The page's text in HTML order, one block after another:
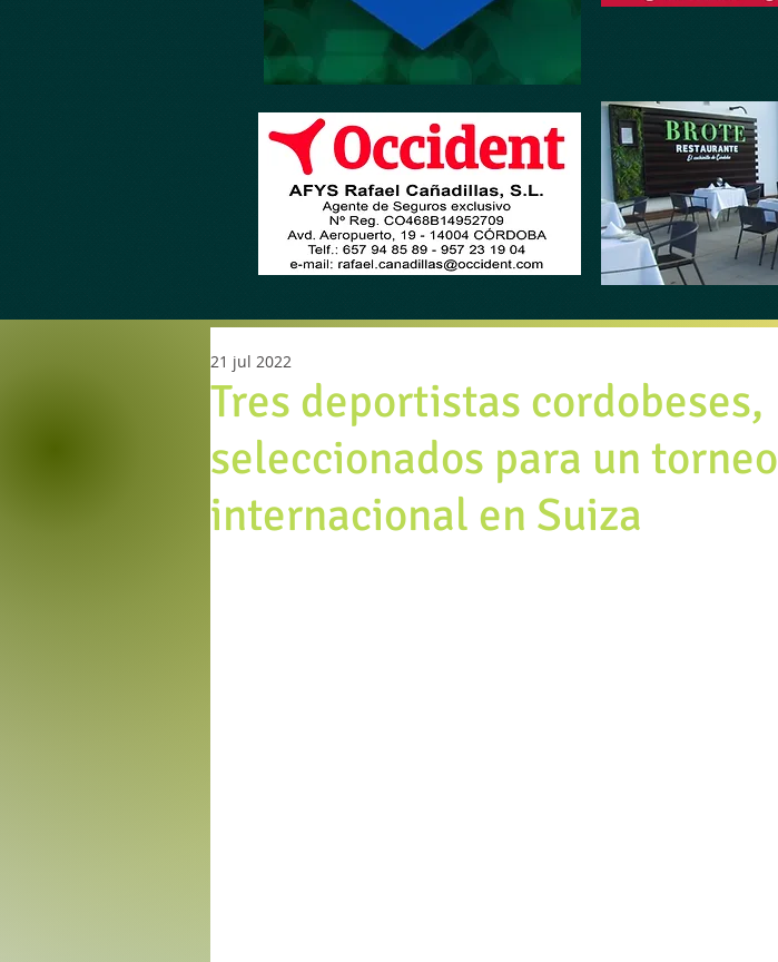
Tres deportistas cordobeses,
seleccionados para un torneo
internacional en Suiza
21 jul 2022